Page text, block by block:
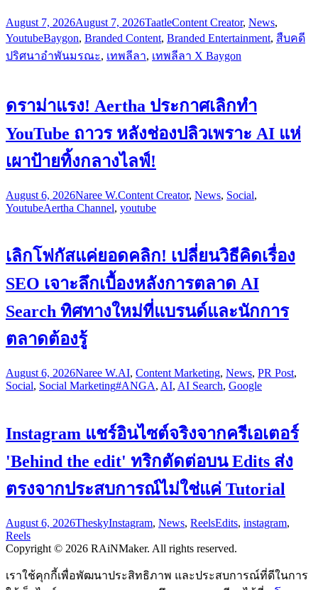
August 7, 2026August 7, 2026TaatleContent Creator, News,
YoutubeBaygon, Branded Content, Branded Entertainment, สืบคดี
ปริศนาอำพันมรณะ, เทพลีลา, เทพลีลา X Baygon
ดราม่าแรง! Aertha ประกาศเลิกทำ
YouTube ถาวร หลังช่องปลิวเพราะ AI แห่
เผาป้ายทิ้งกลางไลฟ์!
August 6, 2026Naree W.Content Creator, News, Social,
YoutubeAertha Channel, youtube
เลิกโฟกัสแค่ยอดคลิก! เปลี่ยนวิธีคิดเรื่อง
SEO เจาะลึกเบื้องหลังการตลาด AI
Search ทิศทางใหม่ที่แบรนด์และนักการ
ตลาดต้องรู้
August 6, 2026Naree W.AI, Content Marketing, News, PR Post,
Social, Social Marketing#ANGA, AI, AI Search, Google
Instagram แชร์อินไซต์จริงจากครีเอเตอร์
'Behind the edit' ทริกตัดต่อบน Edits ส่ง
ตรงจากประสบการณ์ไม่ใช่แค่ Tutorial
August 6, 2026TheskyInstagram, News, ReelsEdits, instagram,
Reels
Copyright © 2026 RAiNMaker. All rights reserved.
เราใช้คุกกี้เพื่อพัฒนาประสิทธิภาพ และประสบการณ์ที่ดีในการ